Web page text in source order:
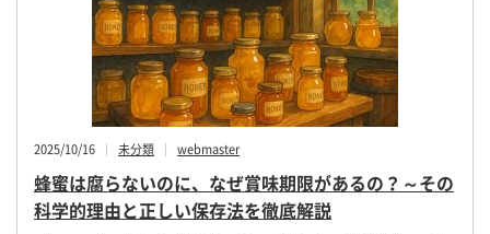
2025/10/16 未分類 webmaster
蜂蜜は腐らないのに、なぜ賞味期限があるの？～その
科学的理由と正しい保存法を徹底解説